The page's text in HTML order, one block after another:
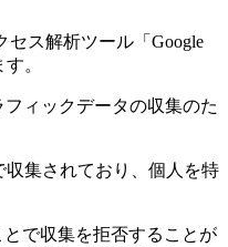
セス解析ツール「 Google
。
ィックデータの収集のた
集されており、個人を特
とで収集を拒否することが